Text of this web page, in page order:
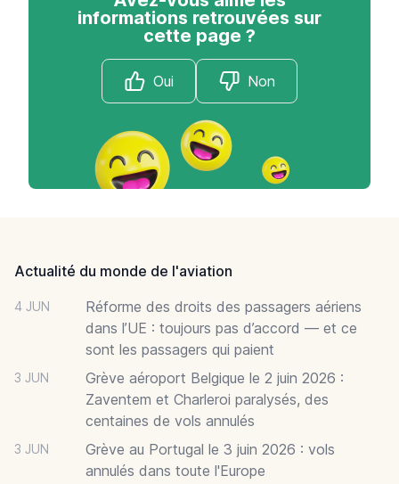
informations retrouvées sur
cette page ?
Oui Non
Actualité du monde de l'aviation
4 JUN
Réforme des droits des passagers aériens
dans l’UE : toujours pas d’accord — et ce
sont les passagers qui paient
3 JUN
Grève aéroport Belgique le 2 juin 2026 :
Zaventem et Charleroi paralysés, des
centaines de vols annulés
3 JUN
Grève au Portugal le 3 juin 2026 : vols
annulés dans toute l'Europe